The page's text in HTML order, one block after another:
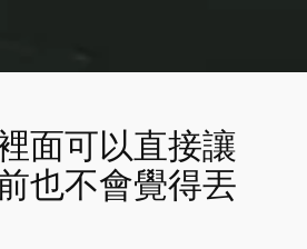
面可以直接讓
也不會覺得丟